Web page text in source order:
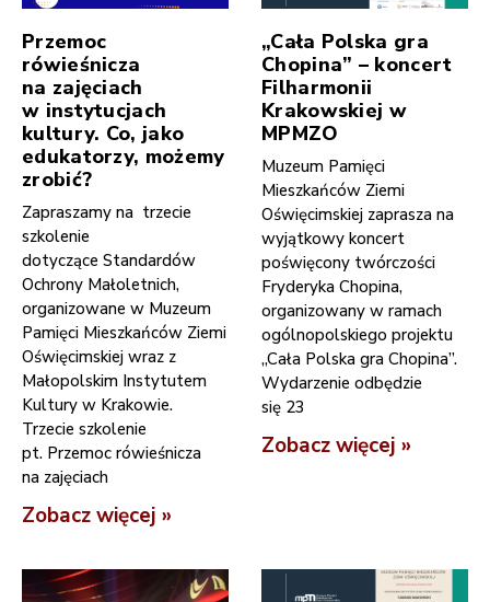
Przemoc
rówieśnicza
na zajęciach
w instytucjach
kultury. Co, jako
edukatorzy, możemy
zrobić?
Zapraszamy na trzecie
szkolenie
dotyczące Standardów
Ochrony Małoletnich,
organizowane w Muzeum
Pamięci Mieszkańców Ziemi
Oświęcimskiej wraz z
Małopolskim Instytutem
Kultury w Krakowie.
Trzecie szkolenie
pt. Przemoc rówieśnicza
na zajęciach
Zobacz więcej »
„Cała Polska gra
Chopina” – koncert
Filharmonii
Krakowskiej w
MPMZO
Muzeum Pamięci
Mieszkańców Ziemi
Oświęcimskiej zaprasza na
wyjątkowy koncert
poświęcony twórczości
Fryderyka Chopina,
organizowany w ramach
ogólnopolskiego projektu
„Cała Polska gra Chopina”.
Wydarzenie odbędzie
się 23
Zobacz więcej »